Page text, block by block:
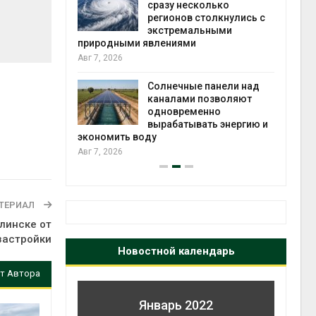
от
Автора
миграцией
сразу несколько
регионов столкнулись с
экстремальными
природными явлениями
Авг 7, 2026
Солнечные панели над
каналами позволяют
одновременно
вырабатывать энергию и
экономить воду
Авг 7, 2026
Новостной календарь
Январь 2022